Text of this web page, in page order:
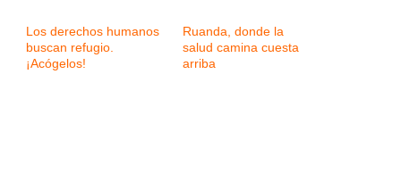
Los derechos humanos
buscan refugio.
¡Acógelos!
Ruanda, donde la
salud camina cuesta
arriba